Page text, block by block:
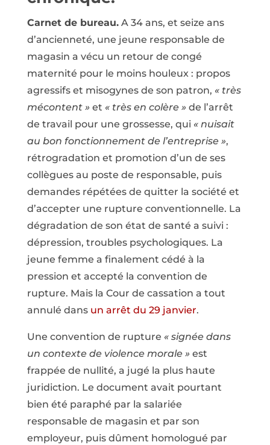
Carnet de bureau.A 34 ans, et seize ans
d’ancienneté, une jeune responsable de
magasin a vécu un retour de congé
maternité pour le moins houleux : propos
agressifs et misogynes de son patron, « très
mécontent »et « très en colère » de l’arrêt
de travail pour une grossesse, qui « nuisait
au bon fonctionnement de l’entreprise »,
rétrogradation et promotion d’un de ses
collègues au poste de responsable, puis
demandes répétées de quitter la société et
d’accepter une rupture conventionnelle. La
dégradation de son état de santé a suivi :
dépression, troubles psychologiques. La
jeune femme a finalement cédé à la
pression et accepté la convention de
rupture. Mais la Cour de cassation a tout
annulé dans un arrêt du 29 janvier.
Une convention de rupture « signée dans
un contexte de violence morale »est
frappée de nullité, a jugé la plus haute
juridiction. Le document avait pourtant
bien été paraphé par la salariée
responsable de magasin et par son
employeur, puis dûment homologué par